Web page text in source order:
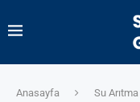
Anasayfa Su Arıtma